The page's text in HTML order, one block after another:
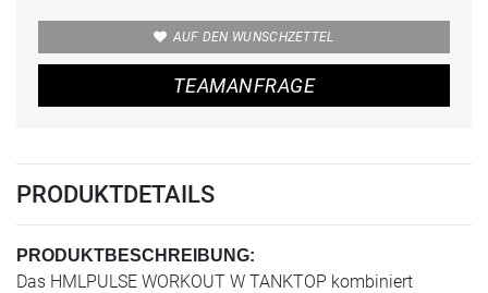
AUF DEN WUNSCHZETTEL
TEAMANFRAGE
PRODUKTDETAILS
PRODUKTBESCHREIBUNG:
Das HMLPULSE WORKOUT W TANKTOP kombiniert